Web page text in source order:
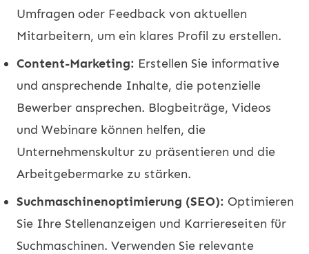
Umfragen oder Feedback von aktuellen
Mitarbeitern, um ein klares Profil zu erstellen.
Content-Marketing: Erstellen Sie informative
und ansprechende Inhalte, die potenzielle
Bewerber ansprechen. Blogbeiträge, Videos
und Webinare können helfen, die
Unternehmenskultur zu präsentieren und die
Arbeitgebermarke zu stärken.
Suchmaschinenoptimierung (SEO): Optimieren
Sie Ihre Stellenanzeigen und Karriereseiten für
Suchmaschinen. Verwenden Sie relevante